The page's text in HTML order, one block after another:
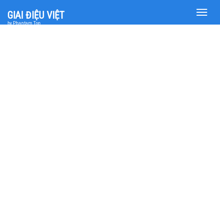
Toggle
GIAI ĐIỆU VIỆT
by Phantam Top